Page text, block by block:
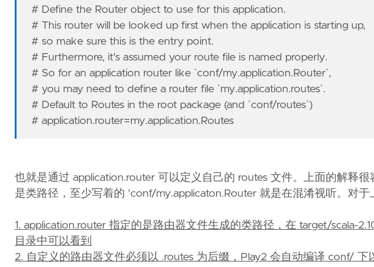
# Define the Router object to use for this application.
# This router will be looked up first when the application is starting up,
# so make sure this is the entry point.
# Furthermore, it's assumed your route file is named properly.
# So for an application router like `conf/my.application.Router`,
# you may need to define a router file `my.application.routes`.
# Default to Routes in the root package (and `conf/routes`)
# application.router=my.application.Routes
也就是通过 application.router 可以定义自己的 routes 文件。上面的解释
是类路径，至少写着的 'conf/my.applicaton.Router 就是在混淆视听。对
1. application.router 指定的是路由器文件生成的类路径，在 target/scala-
目录中可以看到
2. 自定义的路由器文件必须以 .routes 为后缀，Play2 会自动编译 conf/ 下